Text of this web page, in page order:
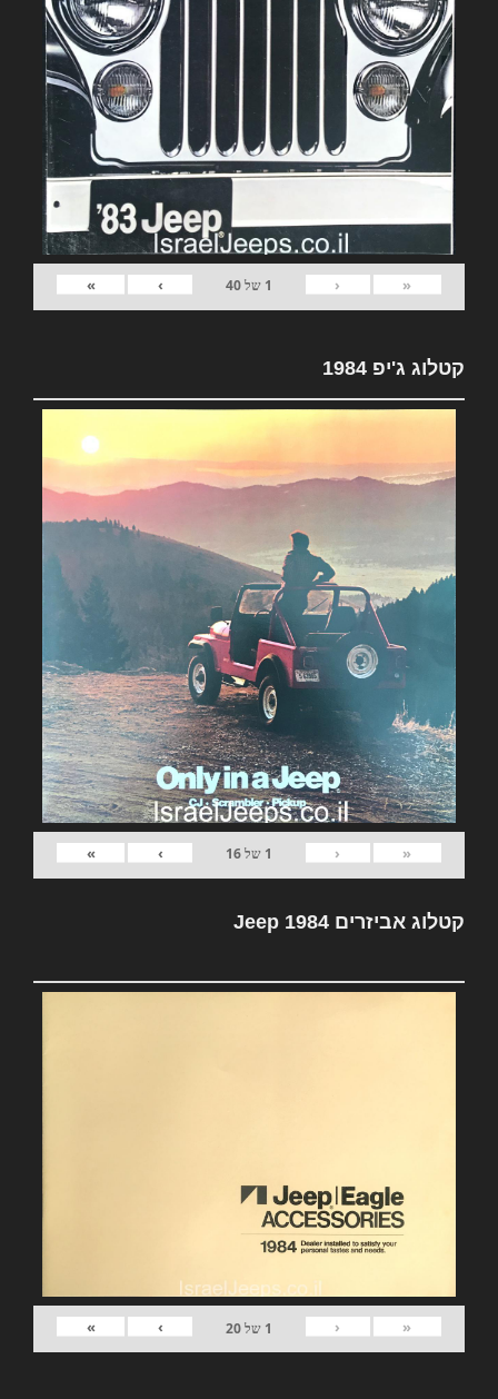
«
‹
1 של40
›
»
קטלוג ג'יפ 1984
«
‹
1 של16
›
»
קטלוג אביזרים Jeep 1984
«
‹
1 של20
›
»